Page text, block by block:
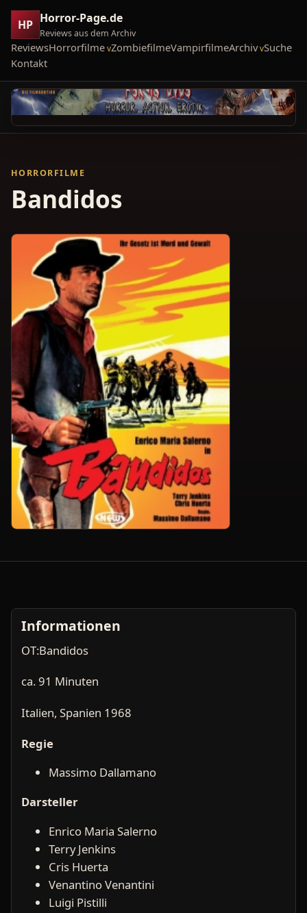
HP Horror-Page.de
Reviews aus dem Archiv
ReviewsHorrorfilme ZombiefilmeVampirfilmeArchiv Suche
Kontakt
HORRORFILME
Bandidos
Informationen
OT:Bandidos
ca. 91 Minuten
Italien, Spanien 1968
Regie
Massimo Dallamano
Darsteller
Enrico Maria Salerno
Terry Jenkins
Cris Huerta
Venantino Venantini
Luigi Pistilli